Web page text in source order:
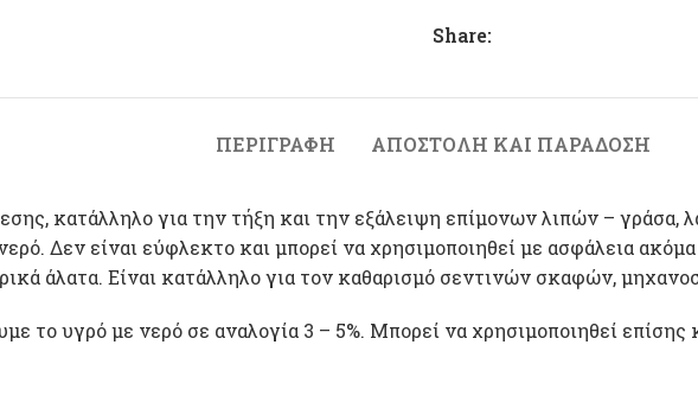
Share:
ΠΕΡΙΓΡΑΦΉ ΑΠΟΣΤΟΛΉ ΚΑΙ ΠΑΡΆΔΟΣΗ
κατάλληλο για την τήξη και την εξάλειψη επίμονων λιπών – γράσα,
Δεν είναι εύφλεκτο και μπορεί να χρησιμοποιηθεί με ασφάλεια
άλατα. Είναι κατάλληλο για τον καθαρισμό σεντινών σκαφών,
το υγρό με νερό σε αναλογία 3 – 5%. Μπορεί να χρησιμοποιηθεί επίσης